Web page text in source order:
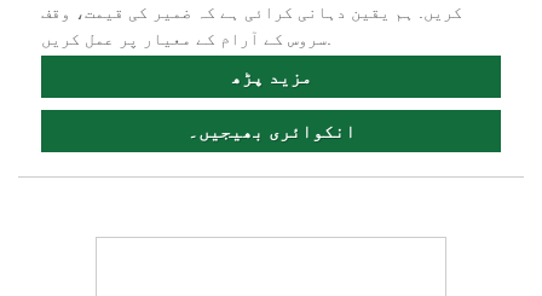
کریں. ہم یقین دہانی کرائی ہے کہ ضمیر کی قیمت، وقف
مزید پڑھ
انکوائری بھیجیں۔